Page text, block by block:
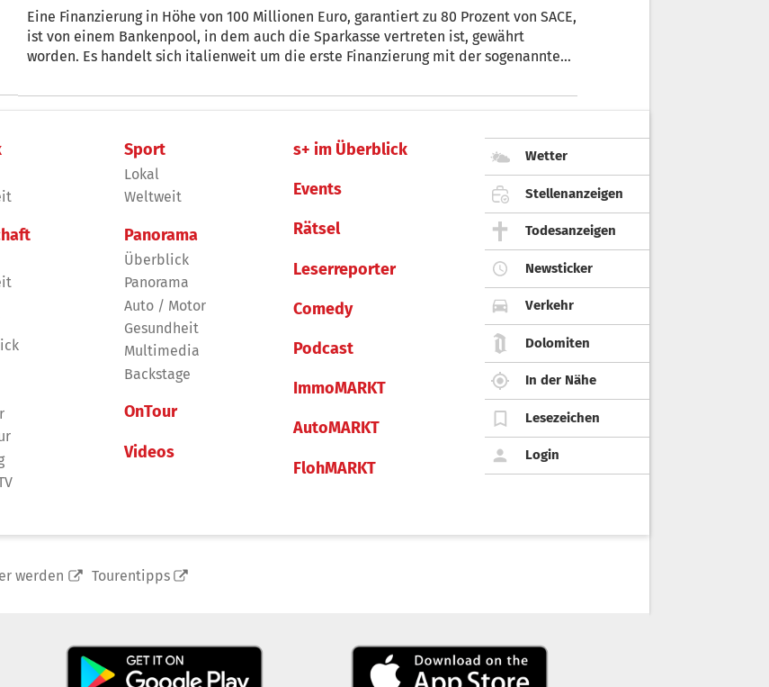
Eine Finanzierung in Höhe von 100 Millionen Euro, garantiert zu 80 Prozent von SACE,
ist von einem Bankenpool, in dem auch die Sparkasse vertreten ist, gewährt
worden. Es handelt sich italienweit um die erste Finanzierung mit der sogenannten
das vom „Liquiditätsdekret“ (Decreto Liquidità) vorgesehen ist.
Sport
Lokal
Weltweit
Panorama
Überblick
Panorama
Auto / Motor
Gesundheit
Multimedia
Backstage
OnTour
Videos
s+ im Überblick
Events
Rätsel
Leserreporter
Comedy
Podcast
ImmoMARKT
AutoMARKT
FlohMARKT
Wetter
Stellenanzeigen
Todesanzeigen
Newsticker
Verkehr
Dolomiten
In der Nähe
Lesezeichen
Login
werden Tourentipps